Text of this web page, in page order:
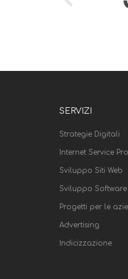
SERVIZI
Strategie Digitali
Internet Service
Sviluppo Siti Web
Sviluppo Software
Progetti per le
Advertising
Indicizzazione